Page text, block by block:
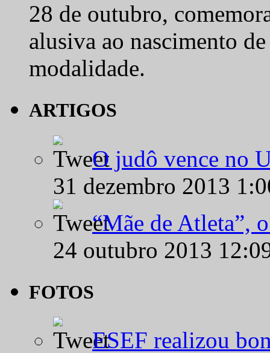
28 de outubro,
alusiva ao nascimento
modalidade.
ARTIGOS
O judô vence no
31 dezembro 2013
“Mãe de Atleta”,
24 outubro 2013
FOTOS
ESEF realizou